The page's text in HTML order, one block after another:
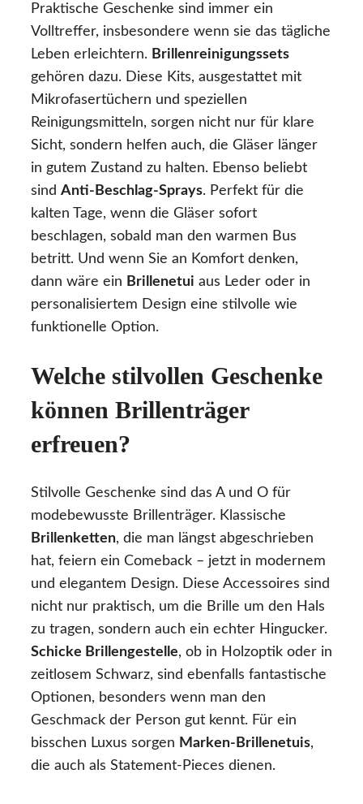
Praktische Geschenke sind immer ein
Volltreffer, insbesondere wenn sie das tägliche
Leben erleichtern. Brillenreinigungssets
gehören dazu. Diese Kits, ausgestattet mit
Mikrofasertüchern und speziellen
Reinigungsmitteln, sorgen nicht nur für klare
Sicht, sondern helfen auch, die Gläser länger
in gutem Zustand zu halten. Ebenso beliebt
sind Anti-Beschlag-Sprays. Perfekt für die
kalten Tage, wenn die Gläser sofort
beschlagen, sobald man den warmen Bus
betritt. Und wenn Sie an Komfort denken,
dann wäre ein Brillenetui aus Leder oder in
personalisiertem Design eine stilvolle wie
funktionelle Option.
Welche stilvollen Geschenke
können Brillenträger
erfreuen?
Stilvolle Geschenke sind das A und O für
modebewusste Brillenträger. Klassische
Brillenketten, die man längst abgeschrieben
hat, feiern ein Comeback – jetzt in modernem
und elegantem Design. Diese Accessoires sind
nicht nur praktisch, um die Brille um den Hals
zu tragen, sondern auch ein echter Hingucker.
Schicke Brillengestelle, ob in Holzoptik oder in
zeitlosem Schwarz, sind ebenfalls fantastische
Optionen, besonders wenn man den
Geschmack der Person gut kennt. Für ein
bisschen Luxus sorgen Marken-Brillenetuis,
die auch als Statement-Pieces dienen.